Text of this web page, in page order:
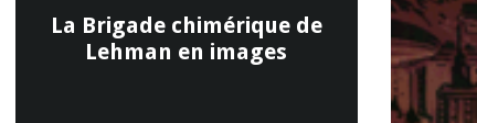
La Brigade chimérique de
Lehman en images